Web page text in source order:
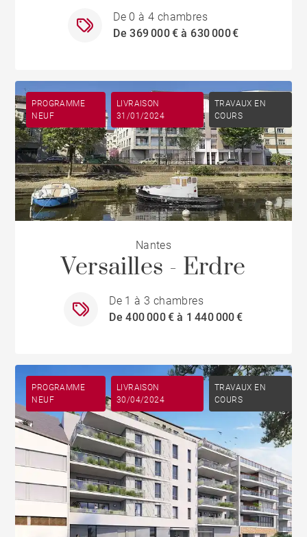
De 0 à 4 chambres
De 369 000 € à 630 000 €
PROGRAMME
NEUF
LIVRAISON
31/01/2024
TRAVAUX EN
COURS
Nantes
Versailles - Erdre
De 1 à 3 chambres
De 400 000 € à 1 440 000 €
PROGRAMME
NEUF
LIVRAISON
30/04/2024
TRAVAUX EN
COURS